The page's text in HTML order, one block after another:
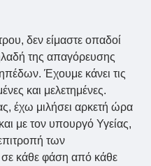
δεν είμαστε οπαδοί
της απαγόρευσης
Έχουμε κάνει τις
και μελετημένες.
έχω μιλήσει αρκετή ώρα
με τον υπουργό Υγείας,
των
σε κάθε φάση από κάθε